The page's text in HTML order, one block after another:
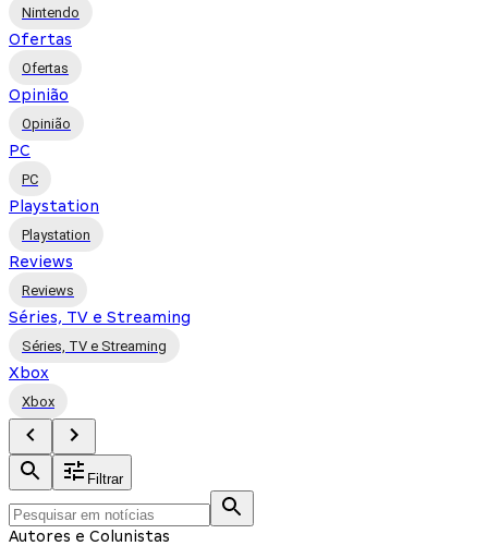
Nintendo
Ofertas
Ofertas
Opinião
Opinião
PC
PC
Playstation
Playstation
Reviews
Reviews
Séries, TV e Streaming
Séries, TV e Streaming
Xbox
Xbox
Filtrar
Autores e Colunistas